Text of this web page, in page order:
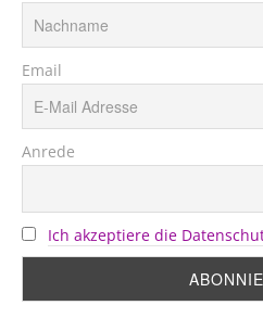
Email
Anrede
Ich akzeptiere die